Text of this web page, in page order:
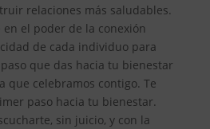
relaciones más saludables.
el poder de la conexión
de cada individuo para
que das hacia tu bienestar
que celebramos contigo. Te
paso hacia tu bienestar.
sin juicio, y con la